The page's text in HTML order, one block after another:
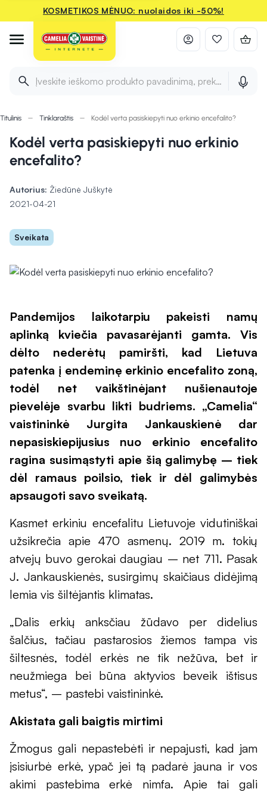
KOSMETIKOS MĖNUO: nuolaidos iki -50%!
Įveskite ieškomo produkto pavadinimą, prekės ženklą ir
Titulinis Tinklaraštis Kodėl verta pasiskiepyti nuo erkinio encefalito?
Kodėl verta pasiskiepyti nuo erkinio
encefalito?
Autorius: Žiedūnė Juškytė
2021-04-21
Sveikata
Pandemijos laikotarpiu pakeisti namų
aplinką kviečia pavasarėjanti gamta. Vis
dėlto nederėtų pamiršti, kad Lietuva
patenka į endeminę erkinio encefalito zoną,
todėl net vaikštinėjant nušienautoje
pievelėje svarbu likti budriems. „Camelia“
vaistininkė Jurgita Jankauskienė dar
nepasiskiepijusius nuo erkinio encefalito
ragina susimąstyti apie šią galimybę – tiek
dėl ramaus poilsio, tiek ir dėl galimybės
apsaugoti savo sveikatą.
Kasmet erkiniu encefalitu Lietuvoje vidutiniškai
užsikrečia apie 470 asmenų. 2019 m. tokių
atvejų buvo gerokai daugiau – net 711. Pasak
J. Jankauskienės, susirgimų skaičiaus didėjimą
lemia vis šiltėjantis klimatas.
„Dalis erkių anksčiau žūdavo per didelius
šalčius, tačiau pastarosios žiemos tampa vis
šiltesnės, todėl erkės ne tik nežūva, bet ir
neužmiega bei būna aktyvios beveik ištisus
metus“, – pastebi vaistininkė.
Akistata gali baigtis mirtimi
Žmogus gali nepastebėti ir nepajusti, kad jam
įsisiurbė erkė, ypač jei tą padarė jauna ir vos
akimi pastebima erkė nimfa. Apie tai gali